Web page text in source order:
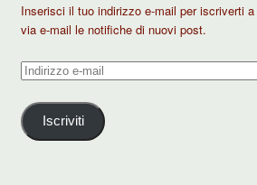
Inserisci il tuo indirizzo e-mail per iscriverti
via e-mail le notifiche di nuovi post.
Indirizzo
mail
Iscriviti